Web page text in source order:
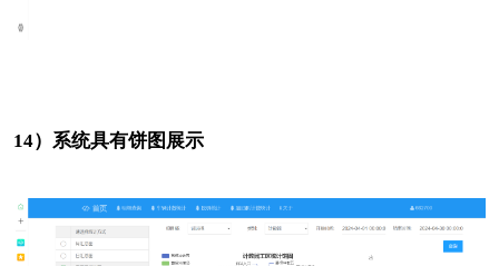
14）系统具有饼图展示